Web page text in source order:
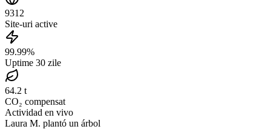
9312
Site-uri active
99.99%
Uptime 30 zile
64.2 t
CO₂ compensat
Actividad en vivo
Laura M. plantó un árbol